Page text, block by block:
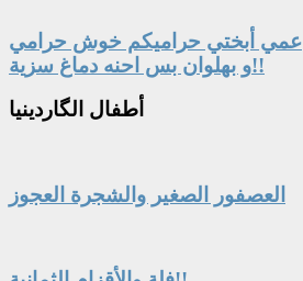
عمي أبختي حراميكم خوش حرامي
و بهلوان بس احنه دماغ سزية!!
أطفال الگاردينيا
العصفور الصغير والشجرة العجوز